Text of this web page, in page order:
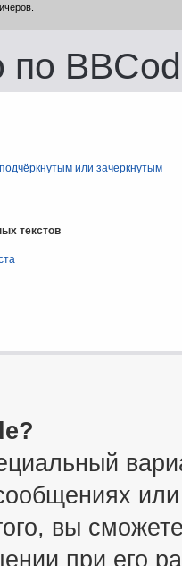
по
или зачеркнутым
текстов
вы
при его